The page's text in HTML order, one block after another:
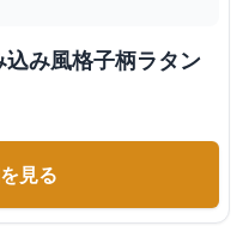
み風格子柄ラタン
見る